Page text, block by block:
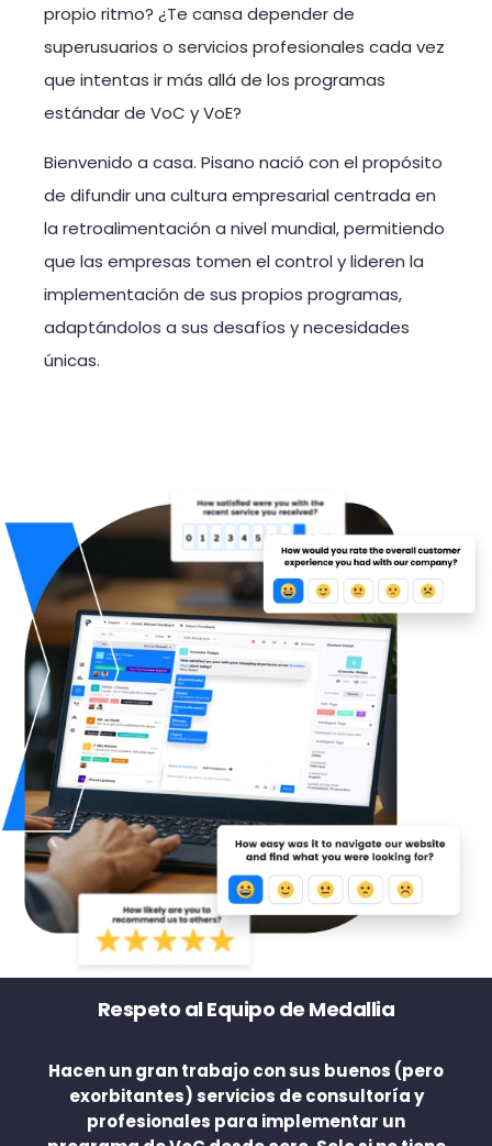
propio ritmo? ¿Te cansa depender de
superusuarios o servicios profesionales cada vez
que intentas ir más allá de los programas
estándar de VoC y VoE?
Bienvenido a casa. Pisano nació con el propósito
de difundir una cultura empresarial centrada en
la retroalimentación a nivel mundial, permitiendo
que las empresas tomen el control y lideren la
implementación de sus propios programas,
adaptándolos a sus desafíos y necesidades
únicas.
Respeto al Equipo de Medallia
Hacen un gran trabajo con sus buenos (pero
exorbitantes) servicios de consultoría y
profesionales para implementar un